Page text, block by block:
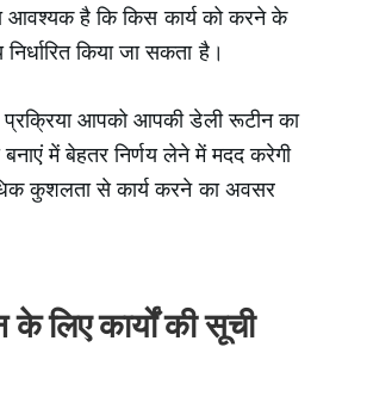
आवश्यक है कि किस कार्य को करने के
किया जा सकता है।
आपको आपकी डेली रूटीन का
में बेहतर निर्णय लेने में मदद करेगी
कुशलता से कार्य करने का अवसर
लिए कार्यों की सूची